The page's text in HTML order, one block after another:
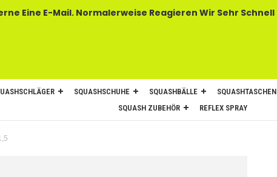
Mail. Normalerweise Reagieren Wir Sehr Schnell
SQUASHSCHUHE SQUASHBÄLLE SQUASHTASCHEN
SQUASH ZUBEHÖR
REFLEX SPRAY